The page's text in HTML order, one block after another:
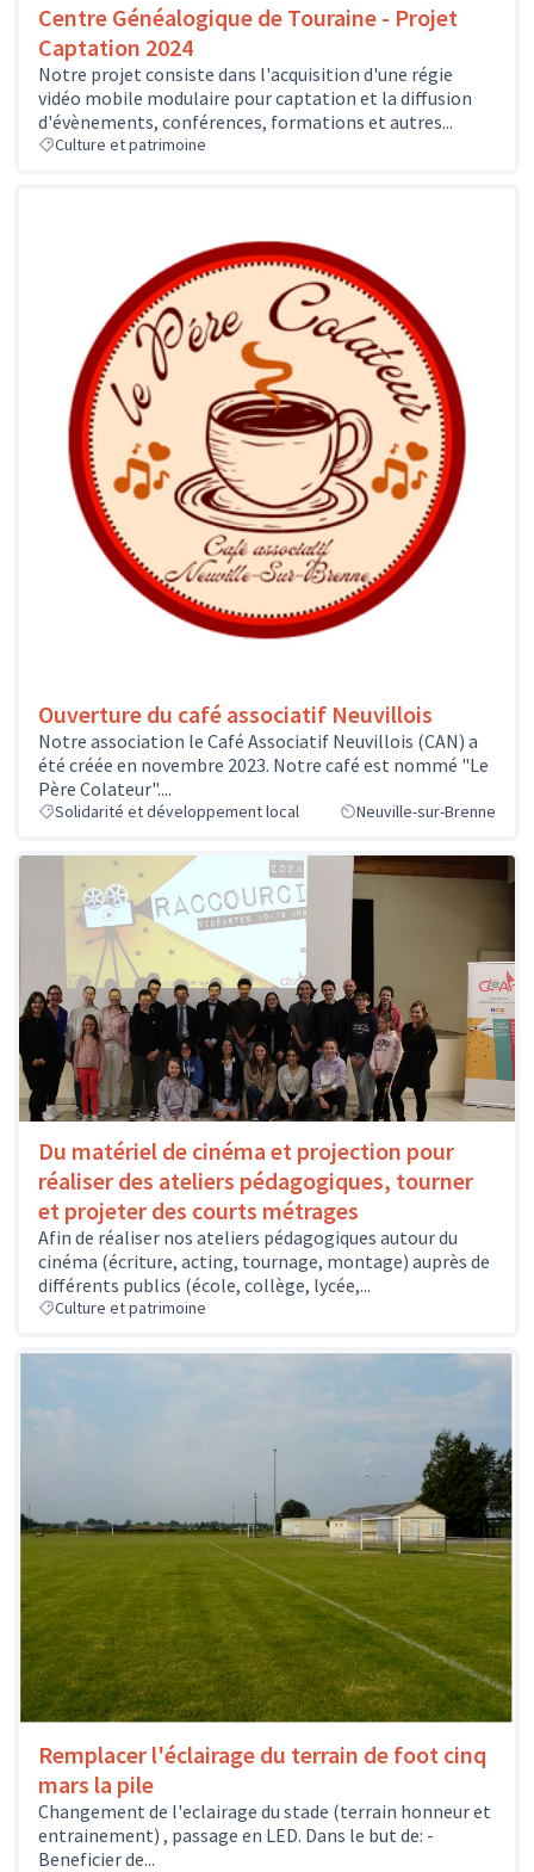
Centre Généalogique de Touraine - Projet
Captation 2024
Notre projet consiste dans l'acquisition d'une régie
vidéo mobile modulaire pour captation et la diffusion
d'évènements, conférences, formations et autres...
Culture et patrimoine
Ouverture du café associatif Neuvillois
Notre association le Café Associatif Neuvillois (CAN) a
été créée en novembre 2023. Notre café est nommé "Le
Père Colateur"....
Solidarité et développement local Neuville-sur-Brenne
Du matériel de cinéma et projection pour
réaliser des ateliers pédagogiques, tourner
et projeter des courts métrages
Afin de réaliser nos ateliers pédagogiques autour du
cinéma (écriture, acting, tournage, montage) auprès de
différents publics (école, collège, lycée,...
Culture et patrimoine
Remplacer l'éclairage du terrain de foot cinq
mars la pile
Changement de l'eclairage du stade (terrain honneur et
entrainement) , passage en LED. Dans le but de: -
Beneficier de...